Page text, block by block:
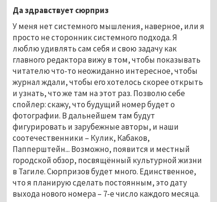
Да здравствует сюрприз
У меня нет системного мышления, наверное, или я
просто не сторонник системного подхода. Я
люблю удивлять сам себя и свою задачу как
главного редактора вижу в том, чтобы показывать
читателю что-то неожиданно интересное, чтобы
журнал ждали, чтобы его хотелось скорее открыть
и узнать, что же там на этот раз. Позволю себе
спойлер: скажу, что будущий номер будет о
фотографии. В дальнейшем там будут
фигурировать и зарубежные авторы, и наши
соотечественники – Кулик, Кабаков,
Папперштейн... Возможно, появится и местный
городской обзор, посвящённый культурной жизни
в Тагиле. Сюрпризов будет много. Единственное,
что я планирую сделать постоянным, это дату
выхода нового номера – 7-е число каждого месяца.